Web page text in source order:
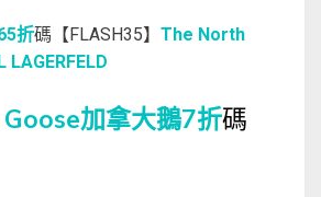
折碼【FLASH35】 The North
LAGERFELD
Goose加拿大鵝7折碼